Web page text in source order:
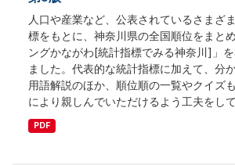
人口や産業など、公表されているさまざ
標をもとに、神奈川県の全国順位をまと
ングかながわ[統計指標でみる神奈川]」
ました。代表的な統計指標に加えて、分
用語解説のほか、順位順の一覧やクイズ
により親しんでいただけるよう工夫をして
PDF